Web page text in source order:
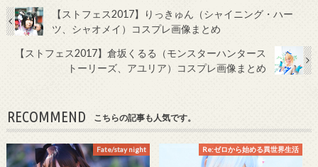
【ストフェス2017】りっきゅん（シャイニング・ハー
ツ、シャオメイ）コスプレ画像まとめ
【ストフェス2017】倉坂くるる（モンスターハンタース
トーリーズ、アユリア）コスプレ画像まとめ
RECOMMEND こちらの記事も人気です。
Fate/stay night Re:ゼロから始める異世界生活